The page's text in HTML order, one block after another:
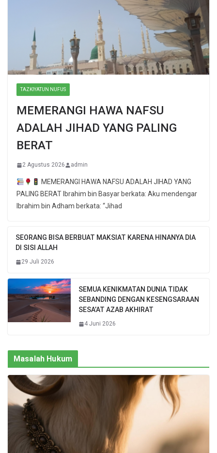
TAZKIYATUN NUFUS
MEMERANGI HAWA NAFSU
ADALAH JIHAD YANG PALING
BERAT
2 Agustus 2026 admin
MEMERANGI HAWA NAFSU ADALAH JIHAD YANG
PALING BERAT Ibrahim bin Basyar berkata: Aku mendengar
Ibrahim bin Adham berkata: “Jihad
SEORANG BISA BERBUAT MAKSIAT KARENA HINANYA DIA
DI SISI ALLAH
29 Juli 2026
SEMUA KENIKMATAN DUNIA TIDAK
SEBANDING DENGAN KESENGSARAAN
SESA’AT AZAB AKHIRAT
4 Juni 2026
Masalah Hukum